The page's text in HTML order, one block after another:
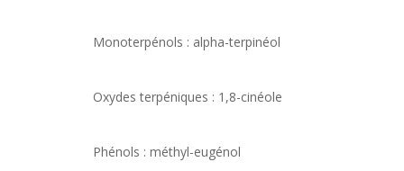
Monoterpénols : alpha-terpinéol
Oxydes terpéniques : 1,8-cinéole
Phénols : méthyl-eugénol